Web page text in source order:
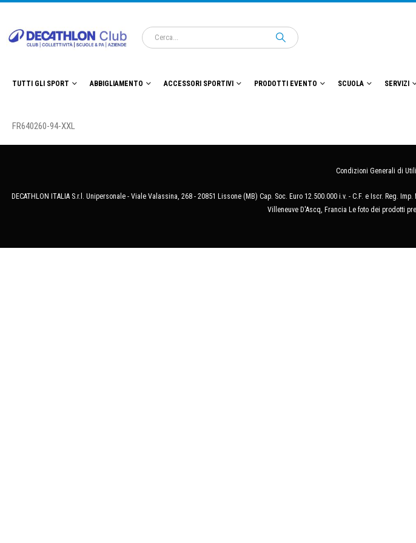
TUTTI GLI SPORT ABBIGLIAMENTO ACCESSORI SPORTIVI PRODOTTI EVENTO SCUOLA SERVIZI
FR640260-94-XXL
Condizioni Generali di
DECATHLON ITALIA S.r.l. Unipersonale - Viale Valassina, 268 - 20851 Lissone (MB) Cap. Soc. Euro 12.500.000 i.v. - C.F. e Iscr. Reg.
Villeneuve D'Ascq, Francia Le foto dei prodotti